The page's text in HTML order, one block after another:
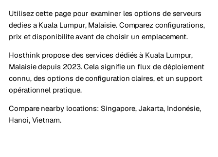
Utilisez cette page pour examiner les options de serveurs
dedies a Kuala Lumpur, Malaisie. Comparez configurations,
prix et disponibilite avant de choisir un emplacement.
Hosthink propose des services dédiés à Kuala Lumpur,
Malaisie depuis 2023. Cela signifie un flux de déploiement
connu, des options de configuration claires, et un support
opérationnel pratique.
Compare nearby locations: Singapore, Jakarta, Indonésie,
Hanoi, Vietnam.